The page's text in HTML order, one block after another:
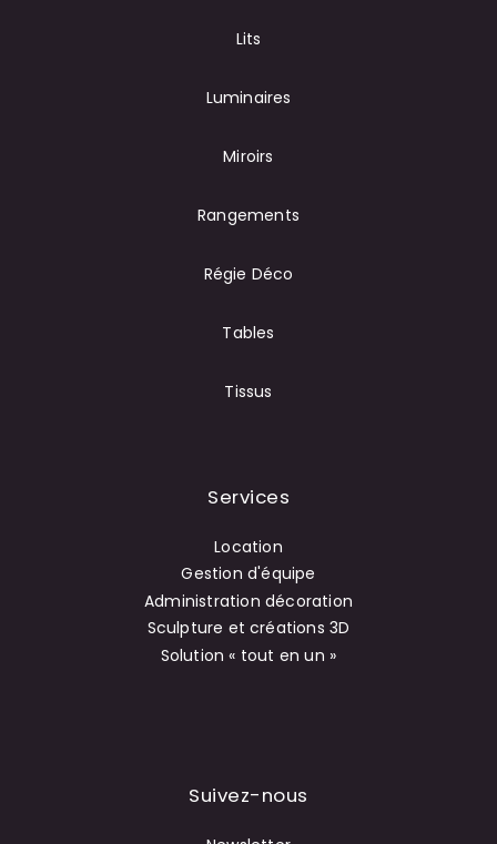
Lits
Luminaires
Miroirs
Rangements
Régie Déco
Tables
Tissus
Services
Location
Gestion d'équipe
Administration décoration
Sculpture et créations 3D
Solution « tout en un »
Suivez-nous